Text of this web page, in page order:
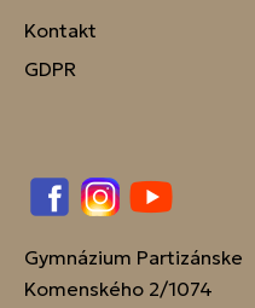
Kontakt
GDPR
FacebookInstagram
YouTube
Gymnázium Partizánske
Komenského 2/1074